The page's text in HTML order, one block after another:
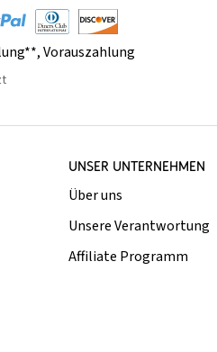
,Vorauszahlung
UNSER UNTERNEHMEN
Über uns
Unsere Verantwortung
Affiliate Programm